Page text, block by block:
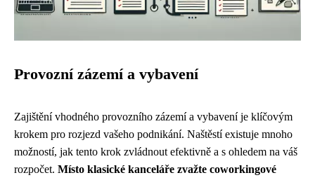
Provozní zázemí a vybavení
Zajištění vhodného provozního zázemí a vybavení je klíčovým
krokem pro rozjezd vašeho podnikání. Naštěstí existuje mnoho
možností, jak tento krok zvládnout efektivně a s ohledem na váš
rozpočet. Místo klasické kanceláře zvažte coworkingové